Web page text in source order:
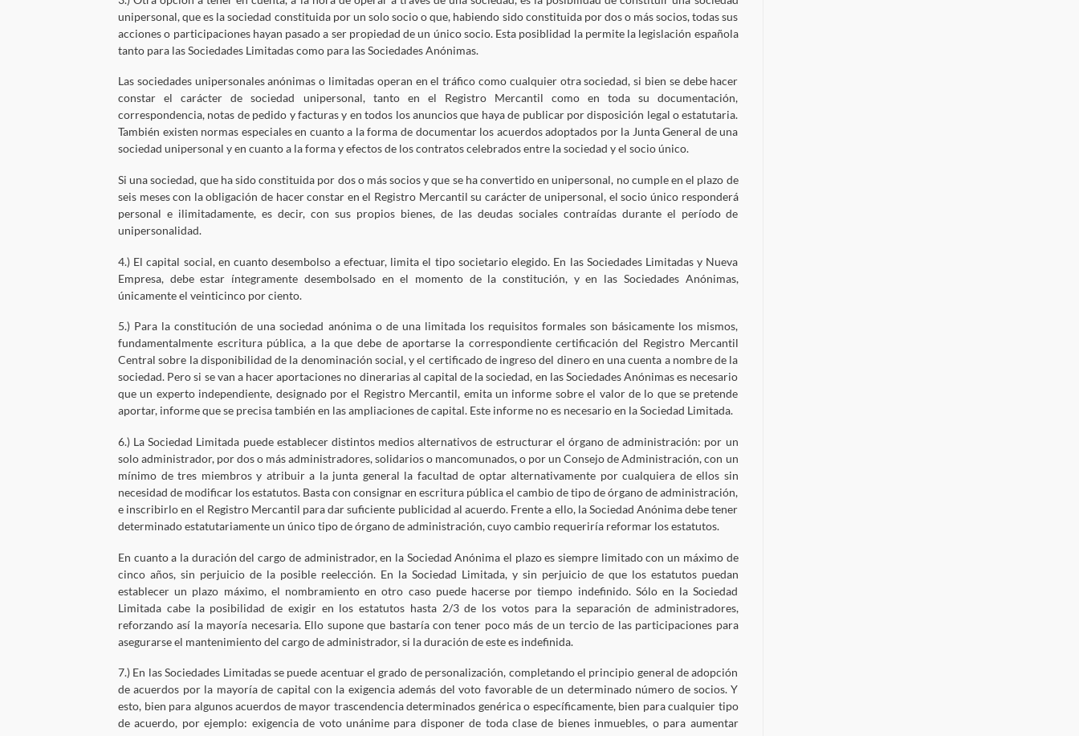
unipersonal, que es la sociedad constituida por un solo socio o que, habiendo sido constituida por dos o más socios, todas sus
acciones o participaciones hayan pasado a ser propiedad de un único socio. Esta posiblidad la permite la legislación española
tanto para las Sociedades Limitadas como para las Sociedades Anónimas.
Las sociedades unipersonales anónimas o limitadas operan en el tráfico como cualquier otra sociedad, si bien se debe hacer
constar el carácter de sociedad unipersonal, tanto en el Registro Mercantil como en toda su documentación,
correspondencia, notas de pedido y facturas y en todos los anuncios que haya de publicar por disposición legal o estatutaria.
También existen normas especiales en cuanto a la forma de documentar los acuerdos adoptados por la Junta General de una
sociedad unipersonal y en cuanto a la forma y efectos de los contratos celebrados entre la sociedad y el socio único.
Si una sociedad, que ha sido constituida por dos o más socios y que se ha convertido en unipersonal, no cumple en el plazo de
seis meses con la obligación de hacer constar en el Registro Mercantil su carácter de unipersonal, el socio único responderá
personal e ilimitadamente, es decir, con sus propios bienes, de las deudas sociales contraídas durante el período de
unipersonalidad.
4.) El capital social, en cuanto desembolso a efectuar, limita el tipo societario elegido. En las Sociedades Limitadas y Nueva
Empresa, debe estar íntegramente desembolsado en el momento de la constitución, y en las Sociedades Anónimas,
únicamente el veinticinco por ciento.
5.) Para la constitución de una sociedad anónima o de una limitada los requisitos formales son básicamente los mismos,
fundamentalmente escritura pública, a la que debe de aportarse la correspondiente certificación del Registro Mercantil
Central sobre la disponibilidad de la denominación social, y el certificado de ingreso del dinero en una cuenta a nombre de la
sociedad. Pero si se van a hacer aportaciones no dinerarias al capital de la sociedad, en las Sociedades Anónimas es necesario
que un experto independiente, designado por el Registro Mercantil, emita un informe sobre el valor de lo que se pretende
aportar, informe que se precisa también en las ampliaciones de capital. Este informe no es necesario en la Sociedad Limitada.
6.) La Sociedad Limitada puede establecer distintos medios alternativos de estructurar el órgano de administración: por un
solo administrador, por dos o más administradores, solidarios o mancomunados, o por un Consejo de Administración, con un
mínimo de tres miembros y atribuir a la junta general la facultad de optar alternativamente por cualquiera de ellos sin
necesidad de modificar los estatutos. Basta con consignar en escritura pública el cambio de tipo de órgano de administración,
e inscribirlo en el Registro Mercantil para dar suficiente publicidad al acuerdo. Frente a ello, la Sociedad Anónima debe tener
determinado estatutariamente un único tipo de órgano de administración, cuyo cambio requeriría reformar los estatutos.
En cuanto a la duración del cargo de administrador, en la Sociedad Anónima el plazo es siempre limitado con un máximo de
cinco años, sin perjuicio de la posible reelección. En la Sociedad Limitada, y sin perjuicio de que los estatutos puedan
establecer un plazo máximo, el nombramiento en otro caso puede hacerse por tiempo indefinido. Sólo en la Sociedad
Limitada cabe la posibilidad de exigir en los estatutos hasta 2/3 de los votos para la separación de administradores,
reforzando así la mayoría necesaria. Ello supone que bastaría con tener poco más de un tercio de las participaciones para
asegurarse el mantenimiento del cargo de administrador, si la duración de este es indefinida.
7.) En las Sociedades Limitadas se puede acentuar el grado de personalización, completando el principio general de adopción
de acuerdos por la mayoría de capital con la exigencia además del voto favorable de un determinado número de socios. Y
esto, bien para algunos acuerdos de mayor trascendencia determinados genérica o específicamente, bien para cualquier tipo
de acuerdo, por ejemplo: exigencia de voto unánime para disponer de toda clase de bienes inmuebles, o para aumentar